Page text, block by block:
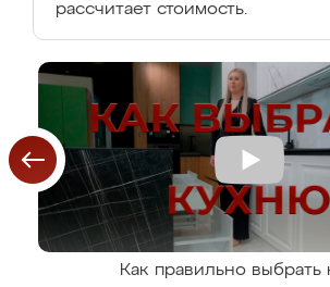
рассчитает стоимость.
Как правильно выбрать